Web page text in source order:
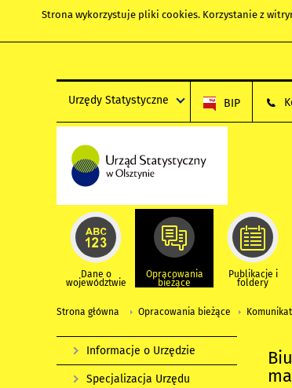
Strona wykorzystuje pliki cookies. Korzystanie z
Urzędy Statystyczne BIP
Dane o
województwie
Opracowania
bieżące
Publikacje i
foldery
Strona główna Opracowania bieżące
Informacje o Urzędzie
Specjalizacja Urzędu